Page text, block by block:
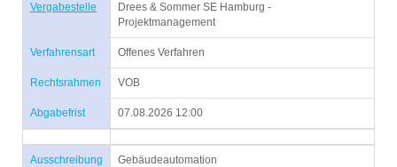
Vergabestelle
Drees & Sommer SE Hamburg -
Projektmanagement
Verfahrensart Offenes Verfahren
Rechtsrahmen VOB
Abgabefrist 07.08.2026 12:00
Ausschreibung
Gebäudeautomation